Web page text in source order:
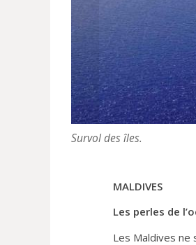
Survol des îles.
MALDIVES
Les perles de
Les Maldives